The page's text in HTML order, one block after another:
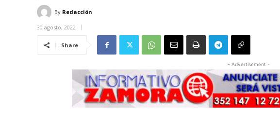
By Redacción
30 agosto, 2022
Share
- Advertisement -